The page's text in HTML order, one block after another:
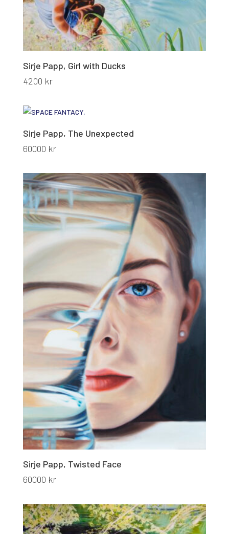
Sirje Papp, Girl with Ducks
4200 kr
Sirje Papp, The Unexpected
60000 kr
Sirje Papp, Twisted Face
60000 kr